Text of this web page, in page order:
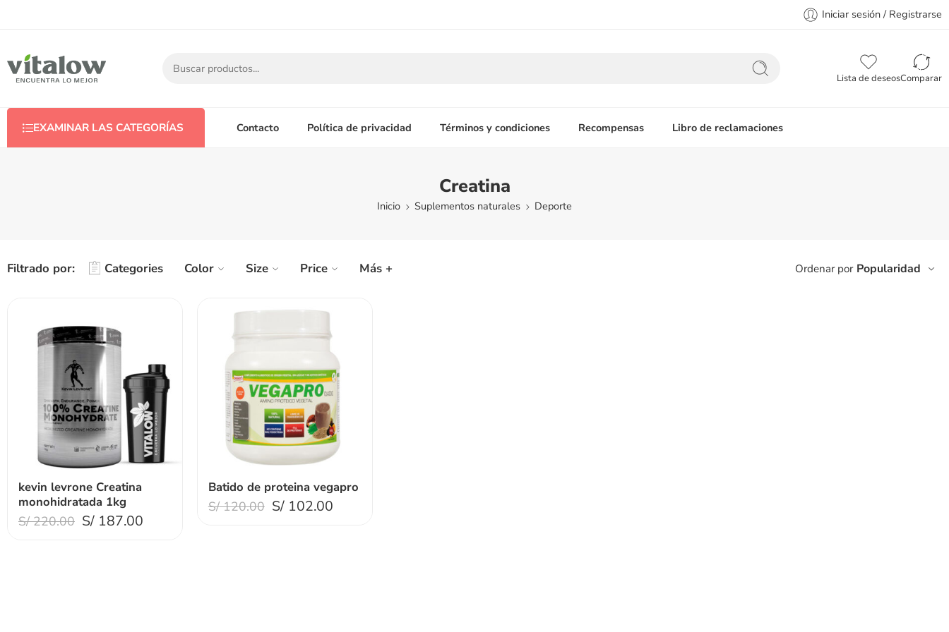
Iniciar sesión / Registrarse
Lista de deseosComparar
EXAMINAR LAS CATEGORÍAS Contacto Política de privacidad Términos y condiciones Recompensas Libro de reclamaciones
Creatina
Inicio Suplementos naturales Deporte
Filtrado por: Categories Color Size Price Más + Ordenar por Popularidad
kevin levrone Creatina
monohidratada 1kg
S/220.00 S/ 187.00
Batido de proteina vegapro
S/120.00 S/102.00